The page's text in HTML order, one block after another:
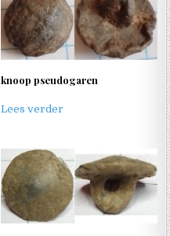
knoop pseudogaren
Lees verder